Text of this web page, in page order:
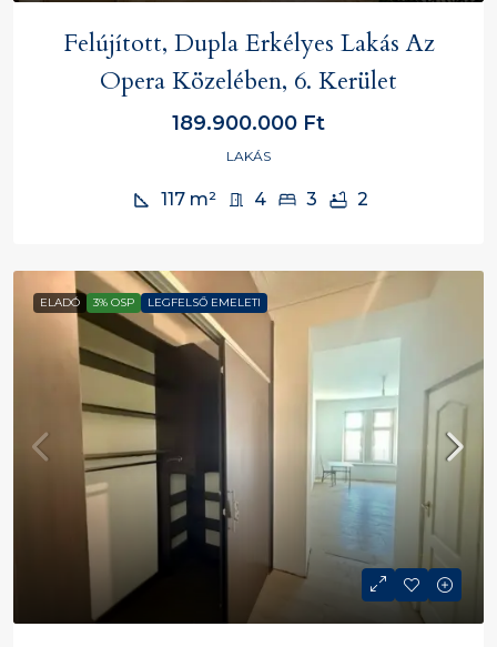
Felújított, Dupla Erkélyes Lakás Az
Opera Közelében, 6. Kerület
189.900.000 Ft
LAKÁS
117 m² 4 3 2
ELADÓ 3% OSP LEGFELSŐ EMELETI